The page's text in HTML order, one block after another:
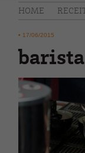
HOME
• 17/06/2015